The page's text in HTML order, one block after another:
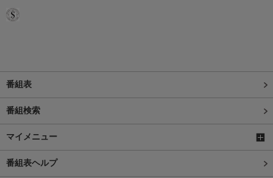
番組表
番組検索
マイメニュー
番組表ヘルプ